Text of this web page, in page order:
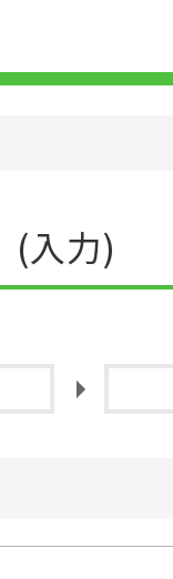
(入力)